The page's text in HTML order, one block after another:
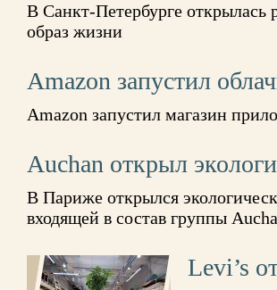
В Санкт-Петербурге открылась
образ жизни
Amazon запустил
Amazon запустил магазин
Auchan открыл
В Париже открылся
входящей в состав группы
Levi’s